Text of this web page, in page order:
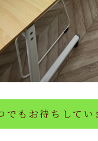
でもお待ちしてい